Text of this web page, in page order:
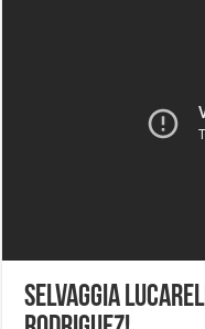
Selvaggia